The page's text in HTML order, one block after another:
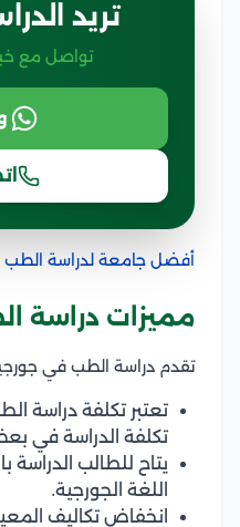
تريد
تواصل مع
أفضل جامعة لدراسة الطب
مميزات دراسة
تقدم دراسة الطب في
تعتبر تكلفة دراسة
تكلفة الدراسة في
يتاح للطالب الدراسة
اللغة الجورجية.
انخفاض تكاليف